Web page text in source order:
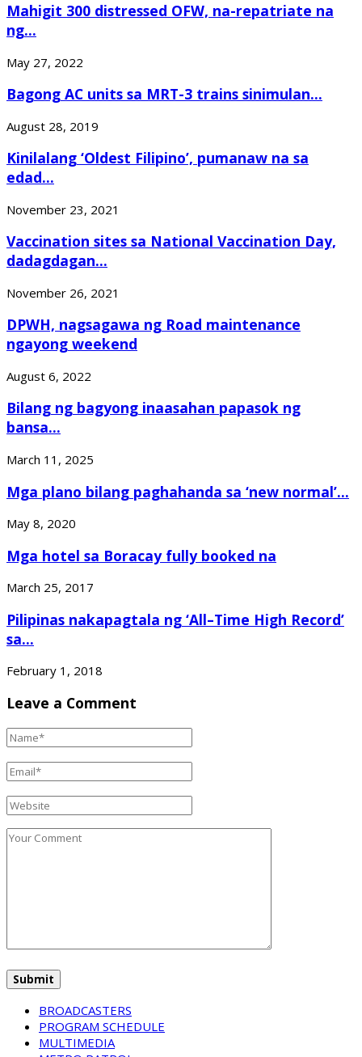
Mahigit 300 distressed OFW, na-repatriate na
ng...
May 27, 2022
Bagong AC units sa MRT-3 trains sinimulan...
August 28, 2019
Kinilalang ‘Oldest Filipino’, pumanaw na sa
edad...
November 23, 2021
Vaccination sites sa National Vaccination Day,
dadagdagan...
November 26, 2021
DPWH, nagsagawa ng Road maintenance
ngayong weekend
August 6, 2022
Bilang ng bagyong inaasahan papasok ng
bansa...
March 11, 2025
Mga plano bilang paghahanda sa ‘new normal’...
May 8, 2020
Mga hotel sa Boracay fully booked na
March 25, 2017
Pilipinas nakapagtala ng ‘All–Time High Record’
sa...
February 1, 2018
Leave a Comment
BROADCASTERS
PROGRAM SCHEDULE
MULTIMEDIA